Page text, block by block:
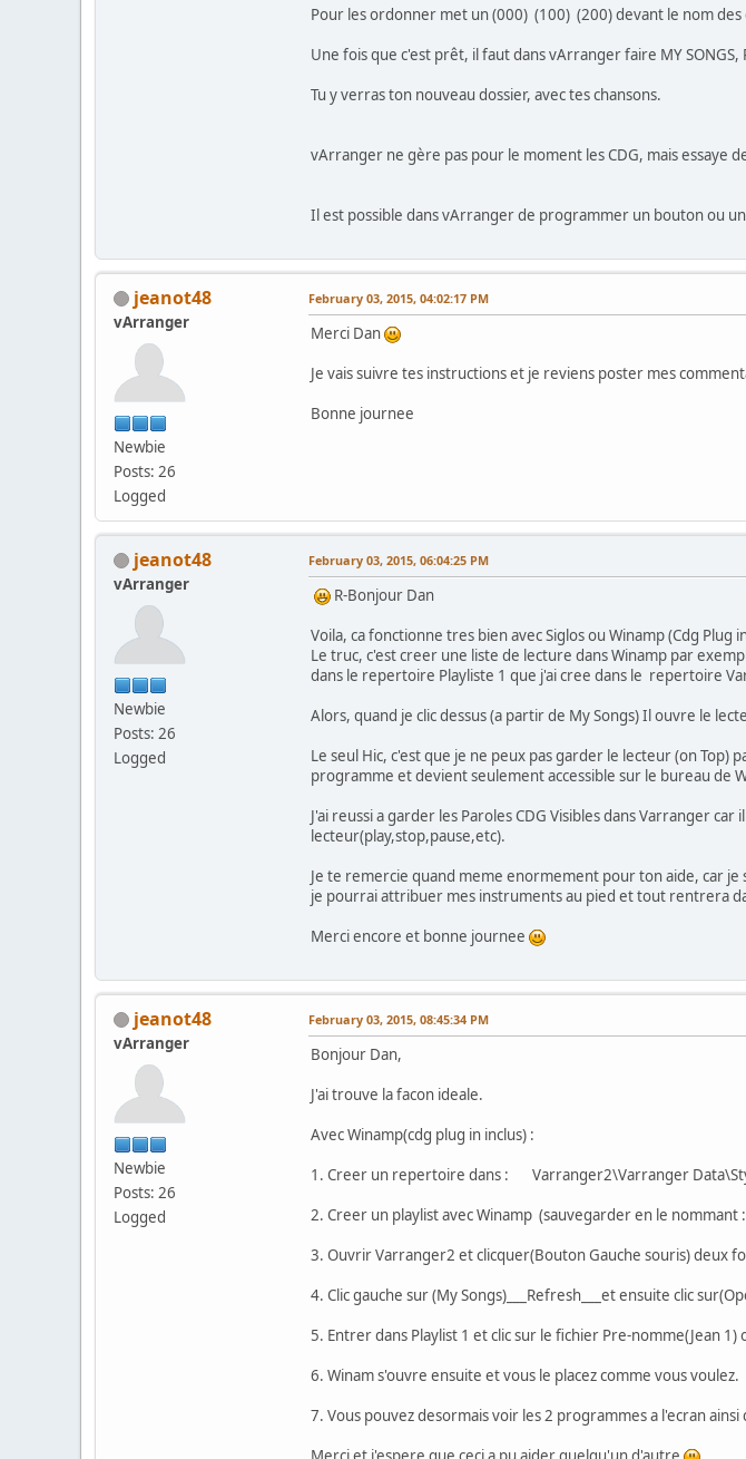
Pour les ordonner met un (000) (100) (200) devant le nom
Une fois que c'est prêt, il faut dans vArranger faire MY SONGS,
Tu y verras ton nouveau dossier, avec tes chansons.
vArranger ne gère pas pour le moment les CDG, mais essaye
Il est possible dans vArranger de programmer un bouton ou
jeanot48
vArranger
Newbie
Posts: 26
Logged
February 03, 2015, 04:02:17 PM
Merci Dan
Je vais suivre tes instructions et je reviens poster mes
Bonne journee
jeanot48
vArranger
Newbie
Posts: 26
Logged
February 03, 2015, 06:04:25 PM
R-Bonjour Dan
Voila, ca fonctionne tres bien avec Siglos ou Winamp (Cdg Plug
Le truc, c'est creer une liste de lecture dans Winamp par
dans le repertoire Playliste 1 que j'ai cree dans le repertoire
Alors, quand je clic dessus (a partir de My Songs) Il ouvre le
Le seul Hic, c'est que je ne peux pas garder le lecteur (on Top)
programme et devient seulement accessible sur le bureau de
J'ai reussi a garder les Paroles CDG Visibles dans Varranger
lecteur(play,stop,pause,etc).
Je te remercie quand meme enormement pour ton aide, car
je pourrai attribuer mes instruments au pied et tout rentrera
Merci encore et bonne journee
jeanot48
vArranger
Newbie
Posts: 26
Logged
February 03, 2015, 08:45:34 PM
Bonjour Dan,
J'ai trouve la facon ideale.
Avec Winamp(cdg plug in inclus) :
1. Creer un repertoire dans : Varranger2\Varranger
2. Creer un playlist avec Winamp (sauvegarder en le
3. Ouvrir Varranger2 et clicquer(Bouton Gauche souris) deux
4. Clic gauche sur (My Songs)___Refresh___et ensuite clic
5. Entrer dans Playlist 1 et clic sur le fichier Pre-nomme(Jean
6. Winam s'ouvre ensuite et vous le placez comme vous voulez.
7. Vous pouvez desormais voir les 2 programmes a l'ecran ainsi